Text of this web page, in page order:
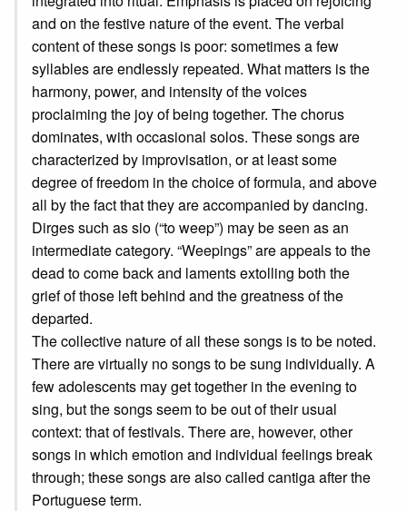
and on the festive nature of the event. The verbal
content of these songs is poor: sometimes a few
syllables are endlessly repeated. What matters is the
harmony, power, and intensity of the voices
proclaiming the joy of being together. The chorus
dominates, with occasional solos. These songs are
characterized by improvisation, or at least some
degree of freedom in the choice of formula, and above
all by the fact that they are accompanied by dancing.
Dirges such as sio (“to weep”) may be seen as an
intermediate category. “Weepings” are appeals to the
dead to come back and laments extolling both the
grief of those left behind and the greatness of the
departed.
The collective nature of all these songs is to be noted.
There are virtually no songs to be sung individually. A
few adolescents may get together in the evening to
sing, but the songs seem to be out of their usual
context: that of festivals. There are, however, other
songs in which emotion and individual feelings break
through; these songs are also called cantiga after the
Portuguese term.